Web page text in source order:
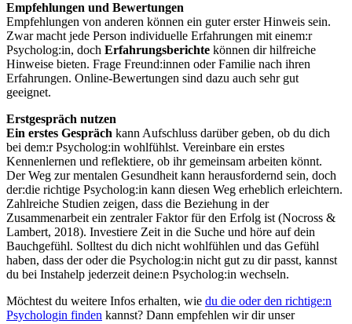
Empfehlungen und Bewertungen
Empfehlungen von anderen können ein guter erster Hinweis sein.
Zwar macht jede Person individuelle Erfahrungen mit einem:r
Psycholog:in, doch Erfahrungsberichte können dir hilfreiche
Hinweise bieten. Frage Freund:innen oder Familie nach ihren
Erfahrungen. Online-Bewertungen sind dazu auch sehr gut
geeignet.
Erstgespräch nutzen
Ein erstes Gespräch kann Aufschluss darüber geben, ob du dich
bei dem:r Psycholog:in wohlfühlst. Vereinbare ein erstes
Kennenlernen und reflektiere, ob ihr gemeinsam arbeiten könnt.
Der Weg zur mentalen Gesundheit kann herausfordernd sein, doch
der:die richtige Psycholog:in kann diesen Weg erheblich erleichtern.
Zahlreiche Studien zeigen, dass die Beziehung in der
Zusammenarbeit ein zentraler Faktor für den Erfolg ist (Nocross &
Lambert, 2018). Investiere Zeit in die Suche und höre auf dein
Bauchgefühl. Solltest du dich nicht wohlfühlen und das Gefühl
haben, dass der oder die Psycholog:in nicht gut zu dir passt, kannst
du bei Instahelp jederzeit deine:n Psycholog:in wechseln.
Möchtest du weitere Infos erhalten, wie du die oder den richtige:n
Psychologin finden kannst? Dann empfehlen wir dir unser